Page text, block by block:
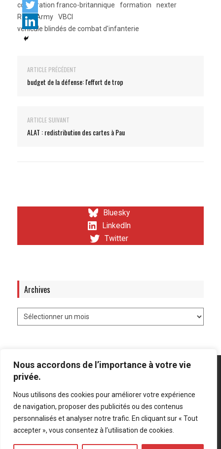
Nous accordons de l’importance à votre vie
privée.
Nous utilisons des cookies pour améliorer votre expérience
de navigation, proposer des publicités ou des contenus
personnalisés et analyser notre trafic. En cliquant sur « Tout
accepter », vous consentez à l’utilisation de cookies.
coopération franco-britannique
formation
nexter
Royal Army
VBCI
véhicule blindés de combat d'infanterie
ARTICLE PRÉCÉDENT
budget de la défense: l'effort de trop
ARTICLE SUIVANT
ALAT : redistribution des cartes à Pau
Bluesky
LinkedIn
Twitter
Archives
Mentions légales Politique de confidentialité
Bluesky
LinkedIn
Twitter